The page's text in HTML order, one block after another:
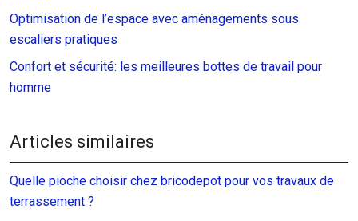
Optimisation de l’espace avec aménagements sous
escaliers pratiques
Confort et sécurité: les meilleures bottes de travail pour
homme
Articles similaires
Quelle pioche choisir chez bricodepot pour vos travaux de
terrassement ?